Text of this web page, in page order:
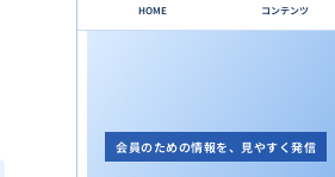
HOME コンテンツ
会員のための情報を、見やすく発信